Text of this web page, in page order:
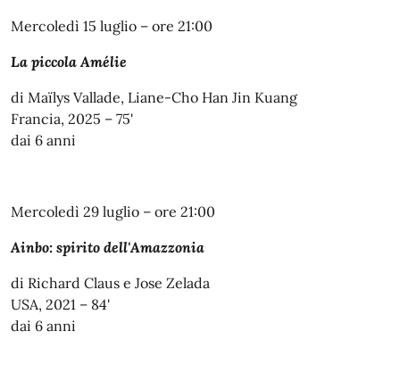
Mercoledì 15 luglio – ore 21:00
La piccola Amélie
di Maïlys Vallade, Liane-Cho Han Jin Kuang
Francia, 2025 – 75'
dai 6 anni
Mercoledì 29 luglio – ore 21:00
Ainbo: spirito dell'Amazzonia
di Richard Claus e Jose Zelada
USA, 2021 – 84'
dai 6 anni